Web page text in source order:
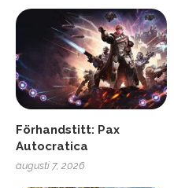
Förhandstitt: Pax
Autocratica
augusti 7, 2026